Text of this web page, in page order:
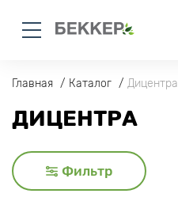
Главная Каталог Дицентра
ДИЦЕНТРА
Фильтр